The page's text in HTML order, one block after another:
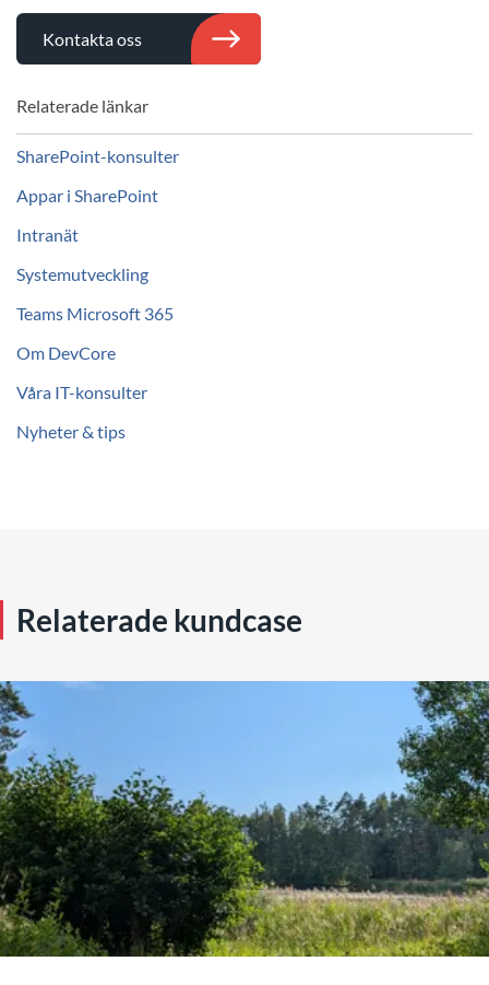
Kontakta oss
Relaterade länkar
SharePoint-konsulter
Appar i SharePoint
Intranät
Systemutveckling
Teams Microsoft 365
Om DevCore
Våra IT-konsulter
Nyheter & tips
Relaterade kundcase